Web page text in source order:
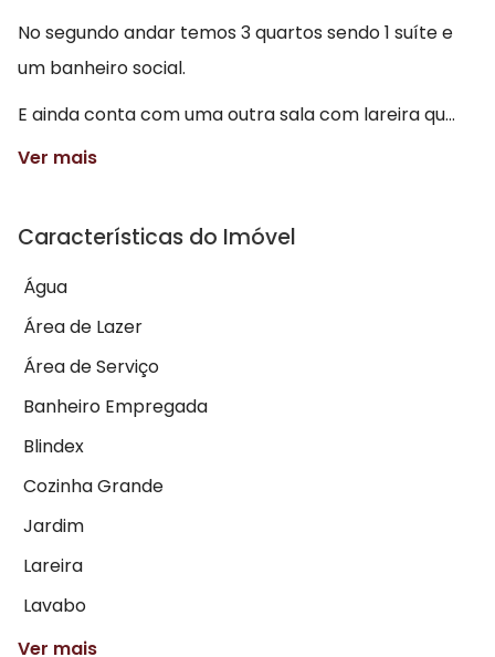
No segundo andar temos 3 quartos sendo 1 suíte e
um banheiro social.
E ainda conta com uma outra sala com lareira qu...
Ver mais
Características do Imóvel
Água
Área de Lazer
Área de Serviço
Banheiro Empregada
Blindex
Cozinha Grande
Jardim
Lareira
Lavabo
Ver mais